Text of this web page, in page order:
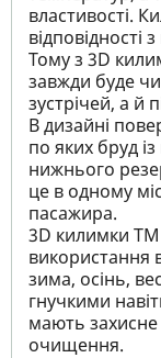
властивості.
відповідності
Тому з 3D
завжди буде
зустрічей, а й
В дизайні
по яких бруд
нижнього
це в одному
пасажира.
3D килимки
використання
зима, осінь,
гнучкими
мають захисне
очищення.